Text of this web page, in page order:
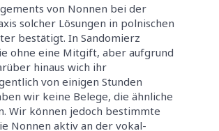
von Nonnen bei der
solcher Lösungen in polnischen
bestätigt. In Sandomierz
ohne eine Mitgift, aber aufgrund
hinaus wich ihr
von einigen Stunden
wir keine Belege, die ähnliche
Wir können jedoch bestimmte
Nonnen aktiv an der vokal-